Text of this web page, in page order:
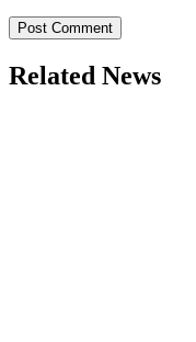
Related News